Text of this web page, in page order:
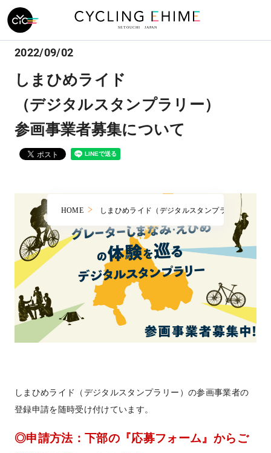
HOME しまひめライド（デジタルスタンプラリー）参画
2022/09/02
しまひめライド
（デジタルスタンプラリー）
参画事業者募集について
しまひめライド（デジタルスタンプラリー）の参画事業者の
登録申請を随時受け付けています。
◎申請方法：下部の『応募フォーム』からご